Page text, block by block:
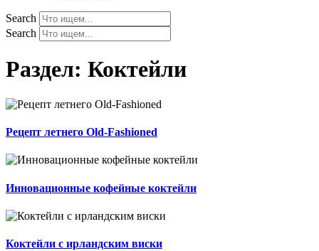
Search
Search
Раздел: Коктейли
Рецепт летнего Old-Fashioned
Инновационные кофейные коктейли
Коктейли с ирландским виски